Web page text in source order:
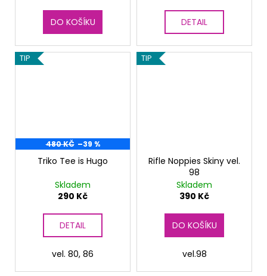
DO KOŠÍKU DETAIL
TIP
480 KČ –39 %
Triko Tee is Hugo
Skladem
290 Kč
DETAIL
vel. 80, 86
TIP
Rifle Noppies Skiny vel.
98
Skladem
390 Kč
DO KOŠÍKU
vel.98